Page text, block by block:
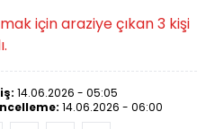
için araziye çıkan 3 kişi
14.06.2026 - 05:05
14.06.2026 - 06:00